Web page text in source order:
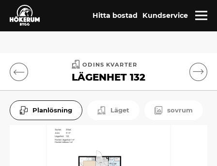
Hitta bostad Kundservice
ODINS KVARTER
LÄGENHET 132
Planlösning Läget sovrum